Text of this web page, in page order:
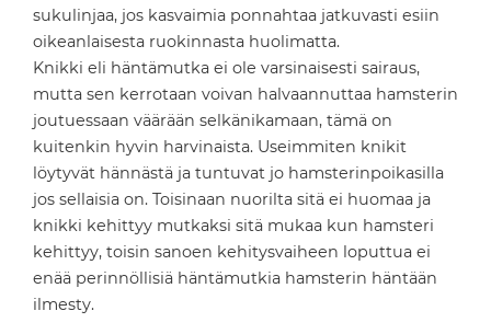
sukulinjaa, jos kasvaimia ponnahtaa jatkuvasti esiin
oikeanlaisesta ruokinnasta huolimatta.
Knikki eli häntämutka ei ole varsinaisesti sairaus,
mutta sen kerrotaan voivan halvaannuttaa hamsterin
joutuessaan väärään selkänikamaan, tämä on
kuitenkin hyvin harvinaista. Useimmiten knikit
löytyvät hännästä ja tuntuvat jo hamsterinpoikasilla
jos sellaisia on. Toisinaan nuorilta sitä ei huomaa ja
knikki kehittyy mutkaksi sitä mukaa kun hamsteri
kehittyy, toisin sanoen kehitysvaiheen loputtua ei
enää perinnöllisiä häntämutkia hamsterin häntään
ilmesty.